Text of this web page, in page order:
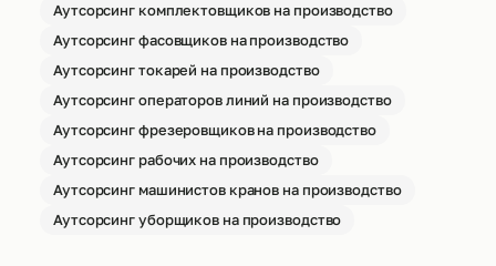
Аутсорсинг комплектовщиков на производство
Аутсорсинг фасовщиков на производство
Аутсорсинг токарей на производство
Аутсорсинг операторов линий на производство
Аутсорсинг фрезеровщиков на производство
Аутсорсинг рабочих на производство
Аутсорсинг машинистов кранов на производство
Аутсорсинг уборщиков на производство